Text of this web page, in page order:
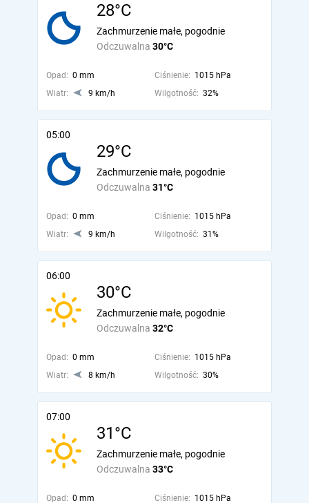
28°C
Odczuwalna 30°C
Zachmurzenie małe, pogodnie
Opad: 0 mm Ciśnienie: 1015 hPa
Wiatr:
9 km/h Wilgotność: 32%
05:00
29°C
Odczuwalna 31°C
Zachmurzenie małe, pogodnie
Opad: 0 mm Ciśnienie: 1015 hPa
Wiatr:
9 km/h Wilgotność: 31%
06:00
30°C
Odczuwalna 32°C
Zachmurzenie małe, pogodnie
Opad: 0 mm Ciśnienie: 1015 hPa
Wiatr:
8 km/h Wilgotność: 30%
07:00
31°C
Odczuwalna 33°C
Zachmurzenie małe, pogodnie
Opad: 0 mm Ciśnienie: 1015 hPa